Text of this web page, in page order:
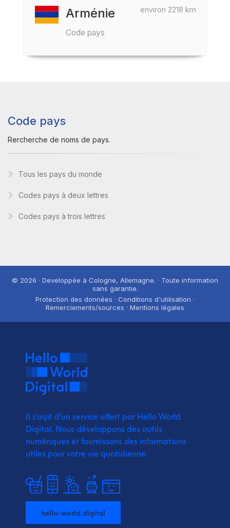
environ 2218 km
Arménie
Code pays
Code pays
Rercherche de noms de pays.
Tous les pays du monde
Codes pays à deux lettres
Codes pays à trois lettres
© 2026 · Developpée à Cologne, Allemagne. · Toute information
sans garantie.
Protection des données · Conditions d'utilisation ·
Remerciements/sources · Mentions légales
Il s'agit d'un service offert par Hello World
Digital. Nous développons des outils
numériques et fournissons des informations
utiles pour votre vie quotidienne.
hello-world.digital